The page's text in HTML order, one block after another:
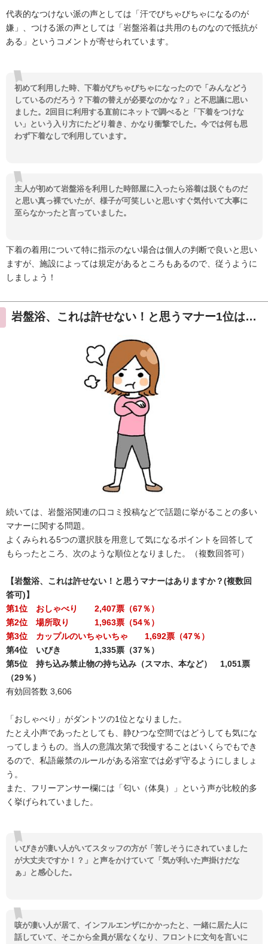
代表的なつけない派の声としては「汗でびちゃびちゃになるのが
嫌」、つける派の声としては「岩盤浴着は共用のものなので抵抗が
ある」というコメントが寄せられています。
初めて利用した時、下着がびちゃびちゃになったので「みんなどう
しているのだろう？下着の替えが必要なのかな？」と不思議に思い
ました。2回目に利用する直前にネットで調べると「下着をつけな
い」という入り方にたどり着き、かなり衝撃でした。今では何も思
わず下着なしで利用しています。
主人が初めて岩盤浴を利用した時部屋に入ったら浴着は脱ぐものだ
と思い真っ裸でいたが、様子が可笑しいと思いすぐ気付いて大事に
至らなかったと言っていました。
下着の着用について特に指示のない場合は個人の判断で良いと思い
ますが、施設によっては規定があるところもあるので、従うように
しましょう！
岩盤浴、これは許せない！と思うマナー1位は…
続いては、岩盤浴関連の口コミ投稿などで話題に挙がることの多い
マナーに関する問題。
よくみられる5つの選択肢を用意して気になるポイントを回答して
もらったところ、次のような順位となりました。（複数回答可）
【岩盤浴、これは許せない！と思うマナーはありますか？(複数回
答可)】
第1位 おしゃべり 2,407票（67％）
第2位 場所取り 1,963票（54％）
第3位 カップルのいちゃいちゃ 1,692票（47％）
第4位 いびき 1,335票（37％）
第5位 持ち込み禁止物の持ち込み（スマホ、本など） 1,051票
（29％）
有効回答数 3,606
「おしゃべり」がダントツの1位となりました。
たとえ小声であったとしても、静ひつな空間ではどうしても気にな
ってしまうもの。当人の意識次第で我慢することはいくらでもでき
るので、私語厳禁のルールがある浴室では必ず守るようにしましょ
う。
また、フリーアンサー欄には「匂い（体臭）」という声が比較的多
く挙げられていました。
いびきが凄い人がいてスタッフの方が「苦しそうにされていました
が大丈夫ですか！？」と声をかけていて「気が利いた声掛けだな
ぁ」と感心した。
咳が凄い人が居て、インフルエンザにかかったと、一緒に居た人に
話していて、そこから全員が居なくなり、フロントに文句を言いに